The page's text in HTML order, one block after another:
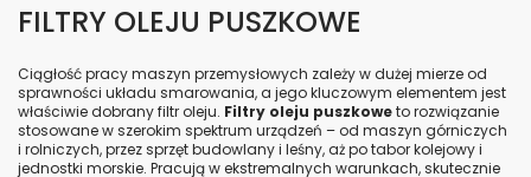
FILTRY OLEJU PUSZKOWE
Ciągłość pracy maszyn przemysłowych zależy w dużej mierze od
sprawności układu smarowania, a jego kluczowym elementem jest
właściwie dobrany filtr oleju. Filtry oleju puszkoweto rozwiązanie
stosowane w szerokim spektrum urządzeń – od maszyn górniczych
i rolniczych, przez sprzęt budowlany i leśny, aż po tabor kolejowy i
jednostki morskie. Pracują w ekstremalnych warunkach, skutecznie